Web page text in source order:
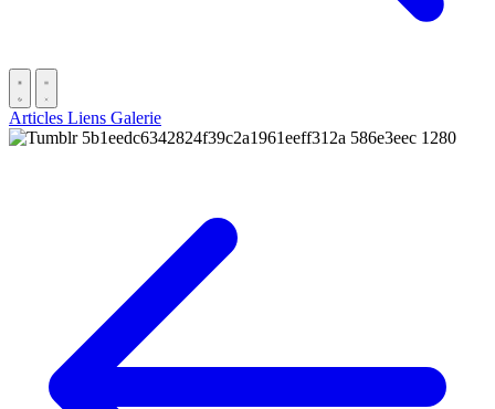
Articles Liens Galerie